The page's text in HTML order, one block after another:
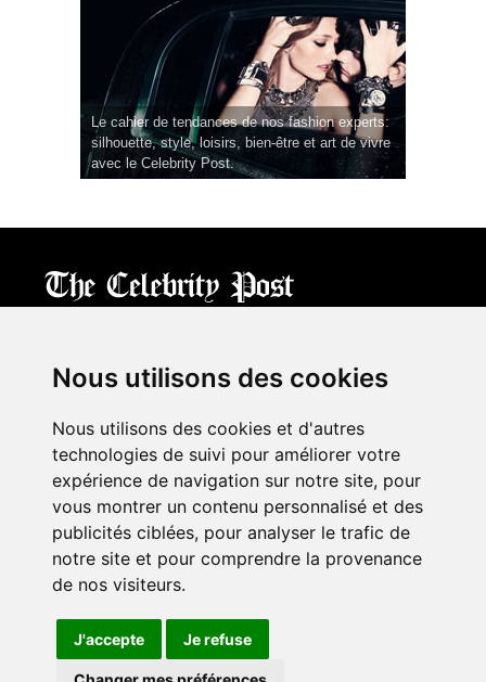
Nous utilisons des cookies
Nous utilisons des cookies et d'autres
technologies de suivi pour améliorer votre
expérience de navigation sur notre site, pour
vous montrer un contenu personnalisé et des
publicités ciblées, pour analyser le trafic de
notre site et pour comprendre la provenance
de nos visiteurs.
J'accepte Je refuse
Le cahier de tendances de nos fashion experts:
silhouette, style, loisirs, bien-être et art de vivre
avec le Celebrity Post.
Terms of Use| Privacy|Cookies Policy (Mes préférences)
À propos
Mentions légales
Contact Us
Follow us on
Watch us on